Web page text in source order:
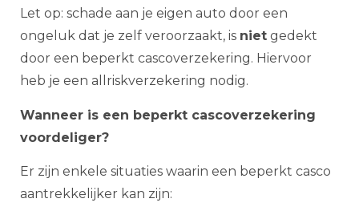
Let op: schade aan je eigen auto door een
ongeluk dat je zelf veroorzaakt, is niet gedekt
door een beperkt cascoverzekering. Hiervoor
heb je een allriskverzekering nodig.
Wanneer is een beperkt cascoverzekering
voordeliger?
Er zijn enkele situaties waarin een beperkt casco
aantrekkelijker kan zijn: